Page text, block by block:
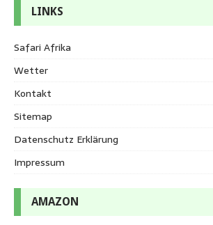
LINKS
Safari Afrika
Wetter
Kontakt
Sitemap
Datenschutz Erklärung
Impressum
AMAZON